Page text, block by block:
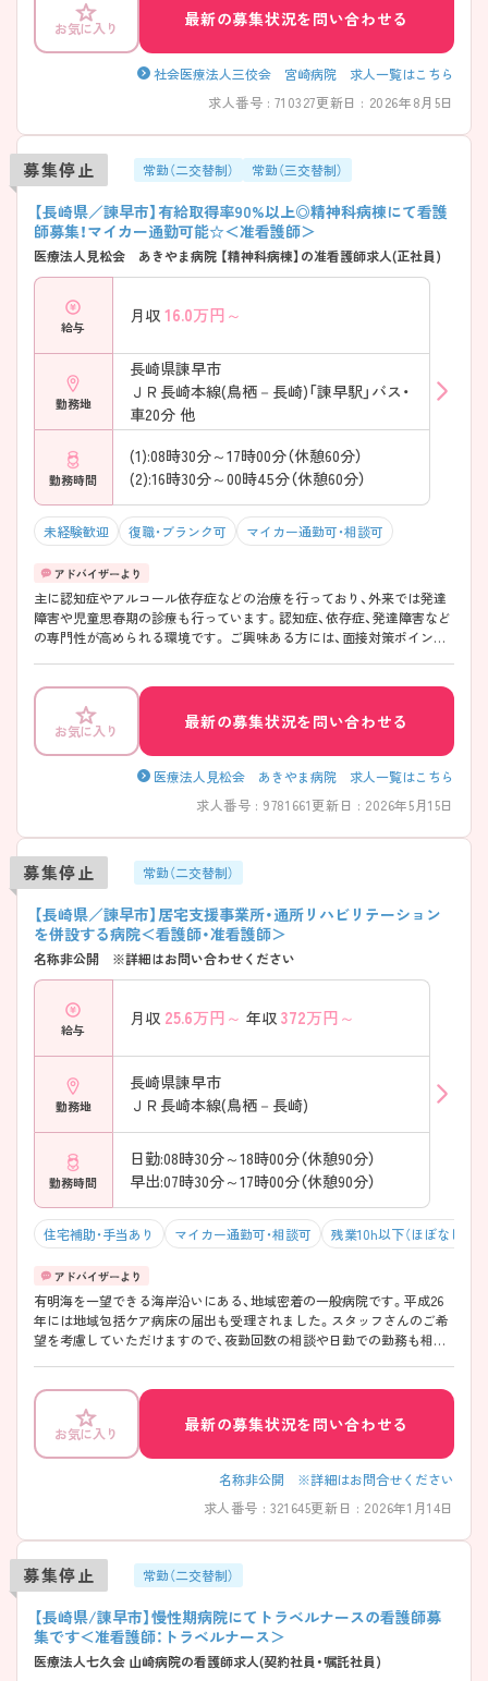
お気に入り 最新の募集状況を問い合わせる
社会医療法人三佼会 宮崎病院 求人一覧はこちら
求人番号 : 710327更新日 : 2026年8月5日
募集停止 常勤（二交替制） 常勤（三交替制）
【長崎県／諫早市】有給取得率90%以上◎精神科病棟にて看護
師募集！マイカー通勤可能☆＜准看護師＞
医療法人見松会 あきやま病院 【精神科病棟】の准看護師求人(正社員)
給与
月収 16.0万円～
勤務地
長崎県諫早市
ＪＲ長崎本線(鳥栖－長崎)「諫早駅」バス・
車20分 他
勤務時間
(1):08時30分～17時00分（休憩60分）
(2):16時30分～00時45分（休憩60分）
未経験歓迎 復職・ブランク可 マイカー通勤可・相談可
主に認知症やアルコール依存症などの治療を行っており、外来では発達
障害や児童思春期の診療も行っています。認知症、依存症、発達障害など
の専門性が高められる環境です。 ご興味ある方には、面接対策ポイント
お気に入り 最新の募集状況を問い合わせる
医療法人見松会 あきやま病院 求人一覧はこちら
求人番号 : 9781661更新日 : 2026年5月15日
募集停止 常勤（二交替制）
【長崎県／諫早市】居宅支援事業所・通所リハビリテーション
を併設する病院＜看護師・准看護師＞
名称非公開 ※詳細はお問い合わせください
給与
月収 25.6万円～ 年収 372万円～
勤務地
長崎県諫早市
ＪＲ長崎本線(鳥栖－長崎)
勤務時間
日勤:08時30分～18時00分（休憩90分）
早出:07時30分～17時00分（休憩90分）
住宅補助・手当あり マイカー通勤可・相談可 残業10h以下（ほぼなし）
有明海を一望できる海岸沿いにある、地域密着の一般病院です。平成26
年には地域包括ケア病床の届出も受理されました。スタッフさんのご希
望を考慮していただけますので、夜勤回数の相談や日勤での勤務も相談
お気に入り 最新の募集状況を問い合わせる
名称非公開 ※詳細はお問合せください
求人番号 : 321645更新日 : 2026年1月14日
募集停止 常勤（二交替制）
【長崎県/諌早市】慢性期病院にてトラベルナースの看護師募
集です＜准看護師：トラベルナース＞
医療法人七久会 山崎病院の看護師求人(契約社員・嘱託社員)